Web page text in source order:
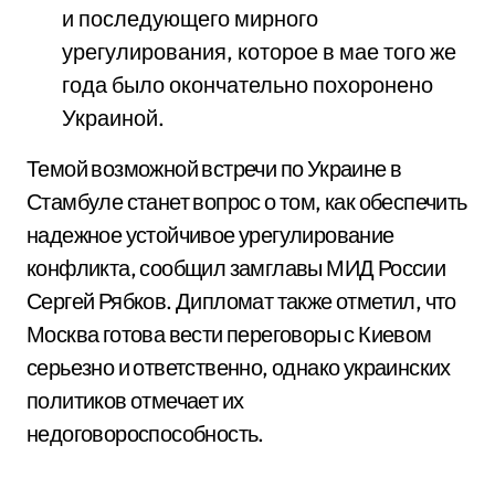
и последующего мирного
урегулирования, которое в мае того же
года было окончательно похоронено
Украиной.
Темой возможной встречи по Украине в
Стамбуле станет вопрос о том, как обеспечить
надежное устойчивое урегулирование
конфликта, сообщил замглавы МИД России
Сергей Рябков. Дипломат также отметил, что
Москва готова вести переговоры с Киевом
серьезно и ответственно, однако украинских
политиков отмечает их
недоговороспособность.